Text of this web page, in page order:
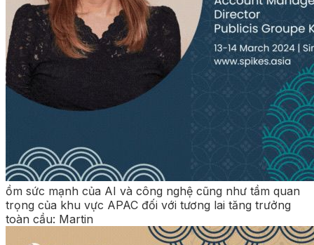
ồm sức mạnh của AI và công nghệ cũng như tầm quan
trọng của khu vực APAC đối với tương lai tăng trưởng
toàn cầu: Martin